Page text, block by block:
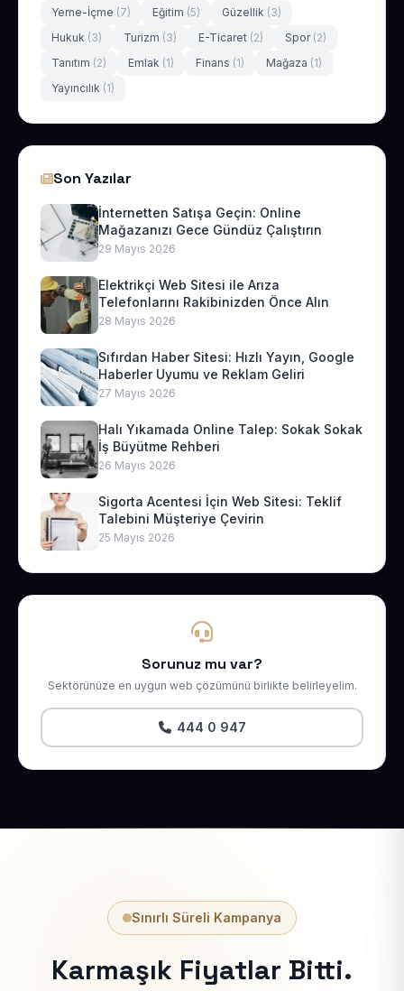
Yeme-İçme (7) Eğitim (5) Güzellik (3)
Hukuk (3) Turizm (3) E-Ticaret (2) Spor (2)
Tanıtım (2) Emlak (1) Finans (1) Mağaza (1)
Yayıncılık (1)
Son Yazılar
İnternetten Satışa Geçin: Online
Mağazanızı Gece Gündüz Çalıştırın
29 Mayıs 2026
Elektrikçi Web Sitesi ile Arıza
Telefonlarını Rakibinizden Önce Alın
28 Mayıs 2026
Sıfırdan Haber Sitesi: Hızlı Yayın, Google
Haberler Uyumu ve Reklam Geliri
27 Mayıs 2026
Halı Yıkamada Online Talep: Sokak Sokak
İş Büyütme Rehberi
26 Mayıs 2026
Sigorta Acentesi İçin Web Sitesi: Teklif
Talebini Müşteriye Çevirin
25 Mayıs 2026
Sorunuz mu var?
Sektörünüze en uygun web çözümünü birlikte belirleyelim.
444 0 947
Sınırlı Süreli Kampanya
Karmaşık Fiyatlar Bitti.